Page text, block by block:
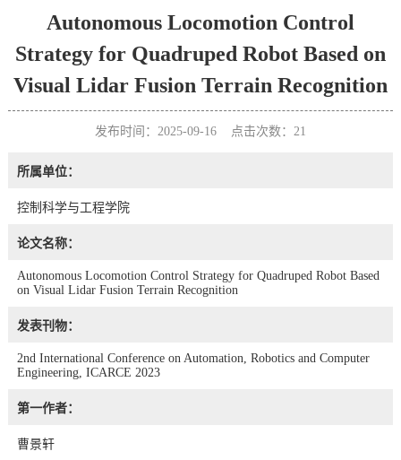
Autonomous Locomotion Control
Strategy for Quadruped Robot Based on
Visual Lidar Fusion Terrain Recognition
发布时间：2025-09-16 点击次数： 21
所属单位：
控制科学与工程学院
论文名称：
Autonomous Locomotion Control Strategy for Quadruped Robot Based
on Visual Lidar Fusion Terrain Recognition
发表刊物：
2nd International Conference on Automation, Robotics and Computer
Engineering, ICARCE 2023
第一作者：
曹景轩